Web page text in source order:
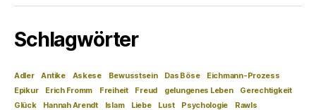
Schlagwörter
Adler Antike Askese Bewusstsein Das Böse
Eichmann-Prozess
Epikur
Erich Fromm Freiheit Freud gelungenes Leben
Gerechtigkeit
Glück
Hannah Arendt Islam Liebe Lust Psychologie Rawls